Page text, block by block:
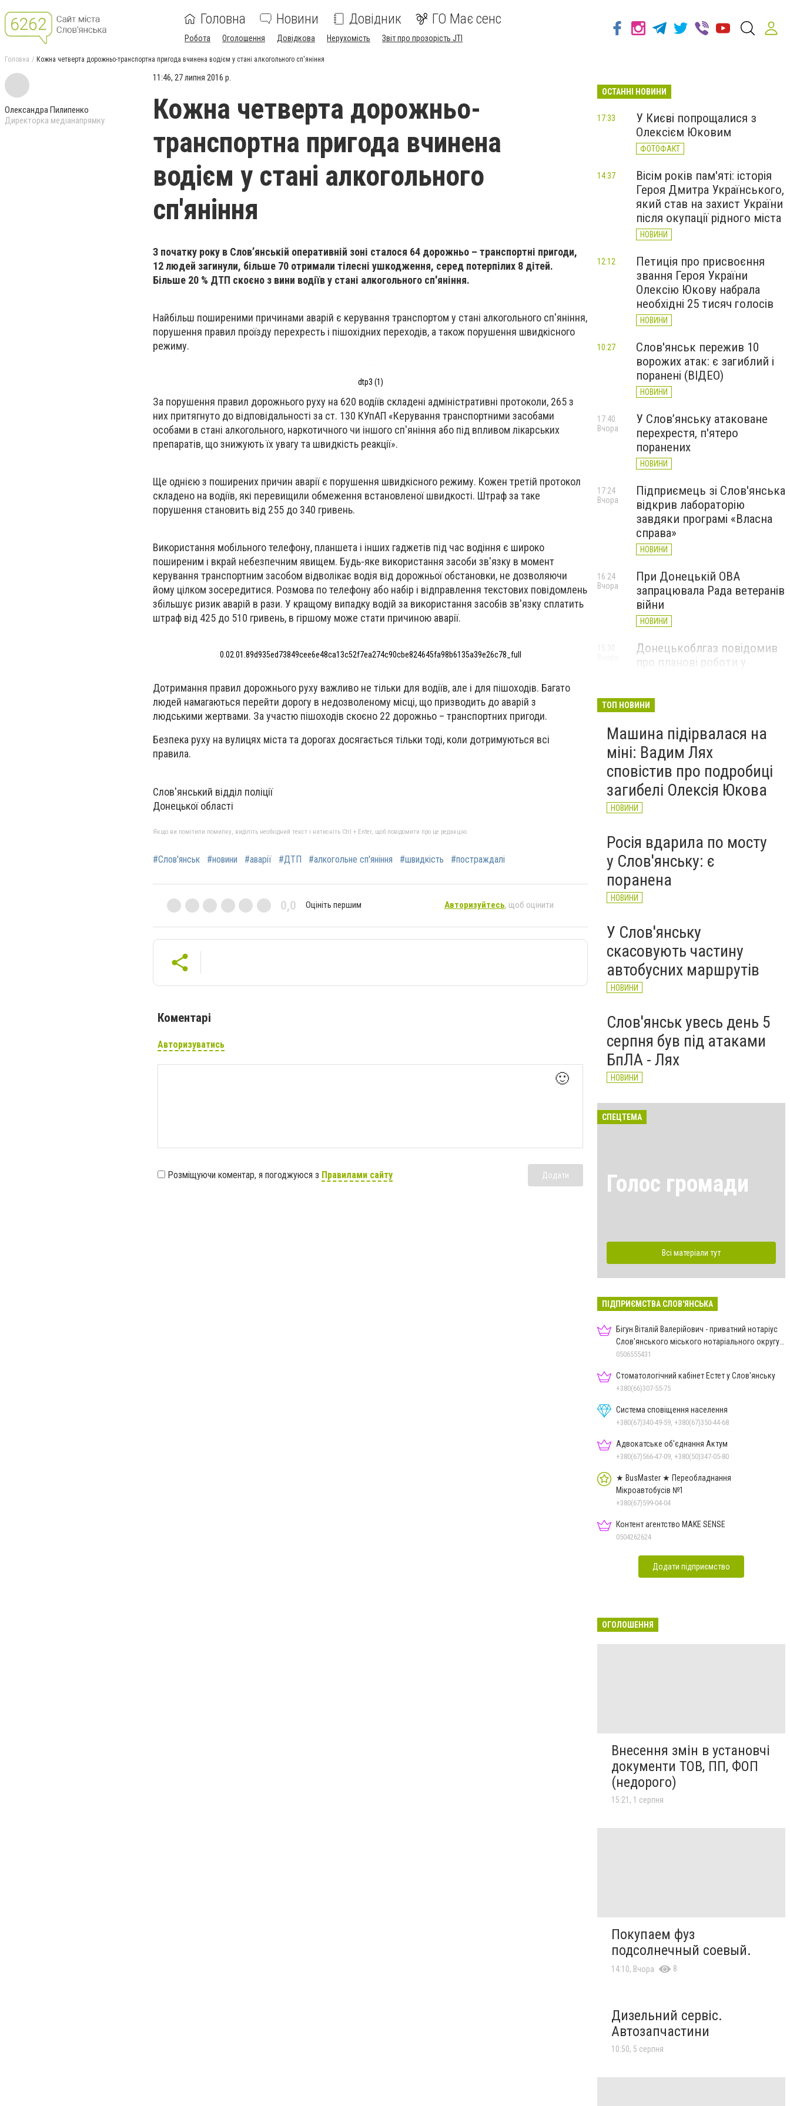
Головна Новини Довідник ГО Має сенс
Робота Оголошення Довідкова Нерухомість Звіт про прозорість JTI
Головна Кожна четверта дорожньо-транспортна пригода вчинена водієм у стані алкогольного сп'яніння
Олександра Пилипенко
Директорка медіанапрямку
11:46, 27 липня 2016 р.
Кожна четверта дорожньо-
транспортна пригода вчинена
водієм у стані алкогольного
сп'яніння
З початку року в Слов’янській оперативній зоні сталося 64 дорожньо – транспортні пригоди,
12 людей загинули, більше 70 отримали тілесні ушкодження, серед потерпілих 8 дітей.
Більше 20 % ДТП скоєно з вини водіїв у стані алкогольного сп'яніння.
Найбільш поширеними причинами аварій є керування транспортом у стані алкогольного сп'яніння,
порушення правил проїзду перехресть і пішохідних переходів, а також порушення швидкісного
режиму.
dtp3 (1)
За порушення правил дорожнього руху на 620 водіїв складені адміністративні протоколи, 265 з
них притягнуто до відповідальності за ст. 130 КУпАП «Керування транспортними засобами
особами в стані алкогольного, наркотичного чи іншого сп'яніння або під впливом лікарських
препаратів, що знижують їх увагу та швидкість реакції».
Ще однією з поширених причин аварії є порушення швидкісного режиму. Кожен третій протокол
складено на водіїв, які перевищили обмеження встановленої швидкості. Штраф за таке
порушення становить від 255 до 340 гривень.
Використання мобільного телефону, планшета і інших гаджетів під час водіння є широко
поширеним і вкрай небезпечним явищем. Будь-яке використання засоби зв'язку в момент
керування транспортним засобом відволікає водія від дорожньої обстановки, не дозволяючи
йому цілком зосередитися. Розмова по телефону або набір і відправлення текстових повідомлень
збільшує ризик аварій в рази. У кращому випадку водій за використання засобів зв'язку сплатить
штраф від 425 до 510 гривень, в гіршому може стати причиною аварії.
0.02.01.89d935ed73849cee6e48ca13c52f7ea274c90cbe824645fa98b6135a39e26c78_full
Дотримання правил дорожнього руху важливо не тільки для водіїв, але і для пішоходів. Багато
людей намагаються перейти дорогу в недозволеному місці, що призводить до аварій з
людськими жертвами. За участю пішоходів скоєно 22 дорожньо – транспортних пригоди.
Безпека руху на вулицях міста та дорогах досягається тільки тоді, коли дотримуються всі
правила.
Слов'янський відділ поліції
Донецької області
Якщо ви помітили помилку, виділіть необхідний текст і натисніть Ctrl + Enter, щоб повідомити про це редакцію
#Слов'янськ #новини #аварії #ДТП #алкогольне сп'яніння #швидкість #постраждалі
0,0 Оцініть першим Авторизуйтесь, щоб оцінити
Коментарі
Авторизуватись
🙂
Розміщуючи коментар, я погоджуюся з Правилами сайту Додати
ОСТАННІ НОВИНИ
У Києві попрощалися з
Олексієм Юковим
ФОТОФАКТ
17:33
Вісім років пам'яті: історія
Героя Дмитра Українського,
який став на захист України
після окупації рідного міста
НОВИНИ
14:37
Петиція про присвоєння
звання Героя України
Олексію Юкову набрала
необхідні 25 тисяч голосів
НОВИНИ
12:12
Слов'янськ пережив 10
ворожих атак: є загиблий і
поранені (ВІДЕО)
НОВИНИ
10:27
У Слов’янську атаковане
перехрестя, п'ятеро
поранених
НОВИНИ
17:40
Вчора
Підприємець зі Слов'янська
відкрив лабораторію
завдяки програмі «Власна
справа»
НОВИНИ
17:24
Вчора
При Донецькій ОВА
запрацювала Рада ветеранів
війни
НОВИНИ
16:24
Вчора
Донецькоблгаз повідомив
про планові роботи у
НОВИНИ
15:30
ТОП НОВИНИ
Машина підірвалася на
міні: Вадим Лях
сповістив про подробиці
загибелі Олексія Юкова
НОВИНИ
Росія вдарила по мосту
у Слов'янську: є
поранена
НОВИНИ
У Слов'янську
скасовують частину
автобусних маршрутів
НОВИНИ
Слов'янськ увесь день 5
серпня був під атаками
БпЛА - Лях
НОВИНИ
СПЕЦТЕМА
Голос громади
Всі матеріали тут
ПІДПРИЄМСТВА СЛОВ'ЯНСЬКА
Бігун Віталій Валерійович - приватний нотаріус
Слов'янського міського нотаріального округу
Дон.обл.
0506555431
Стоматологічний кабінет Естет у Слов'янську
+380(66)307-55-75
Система сповіщення населення
+380(67)340-49-59, +380(67)350-44-68
Адвокатське об'єднання Актум
+380(67)566-47-09, +380(50)347-05-80
★ BusMaster ★ Переобладнання
Мікроавтобусів №1
+380(67)599-04-04
Контент агентство MAKE SENSE
0504262624
Додати підприємство
ОГОЛОШЕННЯ
Внесення змін в установчі
документи ТОВ, ПП, ФОП
(недорого)
15:21, 1 серпня
Покупаем фуз
подсолнечный соевый.
14:10, Вчора 8
Дизельний сервіс.
Автозапчастини
10:50, 5 серпня